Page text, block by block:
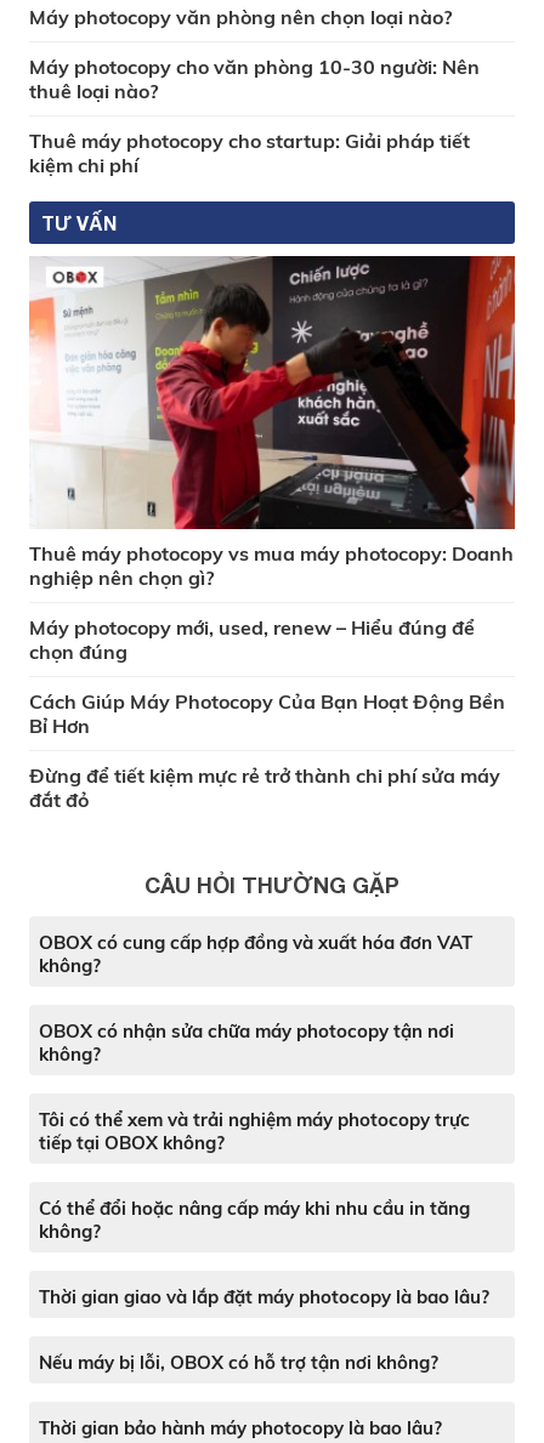
Máy photocopy văn phòng nên chọn loại nào?
Máy photocopy cho văn phòng 10-30 người: Nên
thuê loại nào?
Thuê máy photocopy cho startup: Giải pháp tiết
kiệm chi phí
TƯ VẤN
Thuê máy photocopy vs mua máy photocopy: Doanh
nghiệp nên chọn gì?
Máy photocopy mới, used, renew – Hiểu đúng để
chọn đúng
Cách Giúp Máy Photocopy Của Bạn Hoạt Động Bền
Bỉ Hơn
Đừng để tiết kiệm mực rẻ trở thành chi phí sửa máy
đắt đỏ
CÂU HỎI THƯỜNG GẶP
OBOX có cung cấp hợp đồng và xuất hóa đơn VAT
không?
OBOX có nhận sửa chữa máy photocopy tận nơi
không?
Tôi có thể xem và trải nghiệm máy photocopy trực
tiếp tại OBOX không?
Có thể đổi hoặc nâng cấp máy khi nhu cầu in tăng
không?
Thời gian giao và lắp đặt máy photocopy là bao lâu?
Nếu máy bị lỗi, OBOX có hỗ trợ tận nơi không?
Thời gian bảo hành máy photocopy là bao lâu?